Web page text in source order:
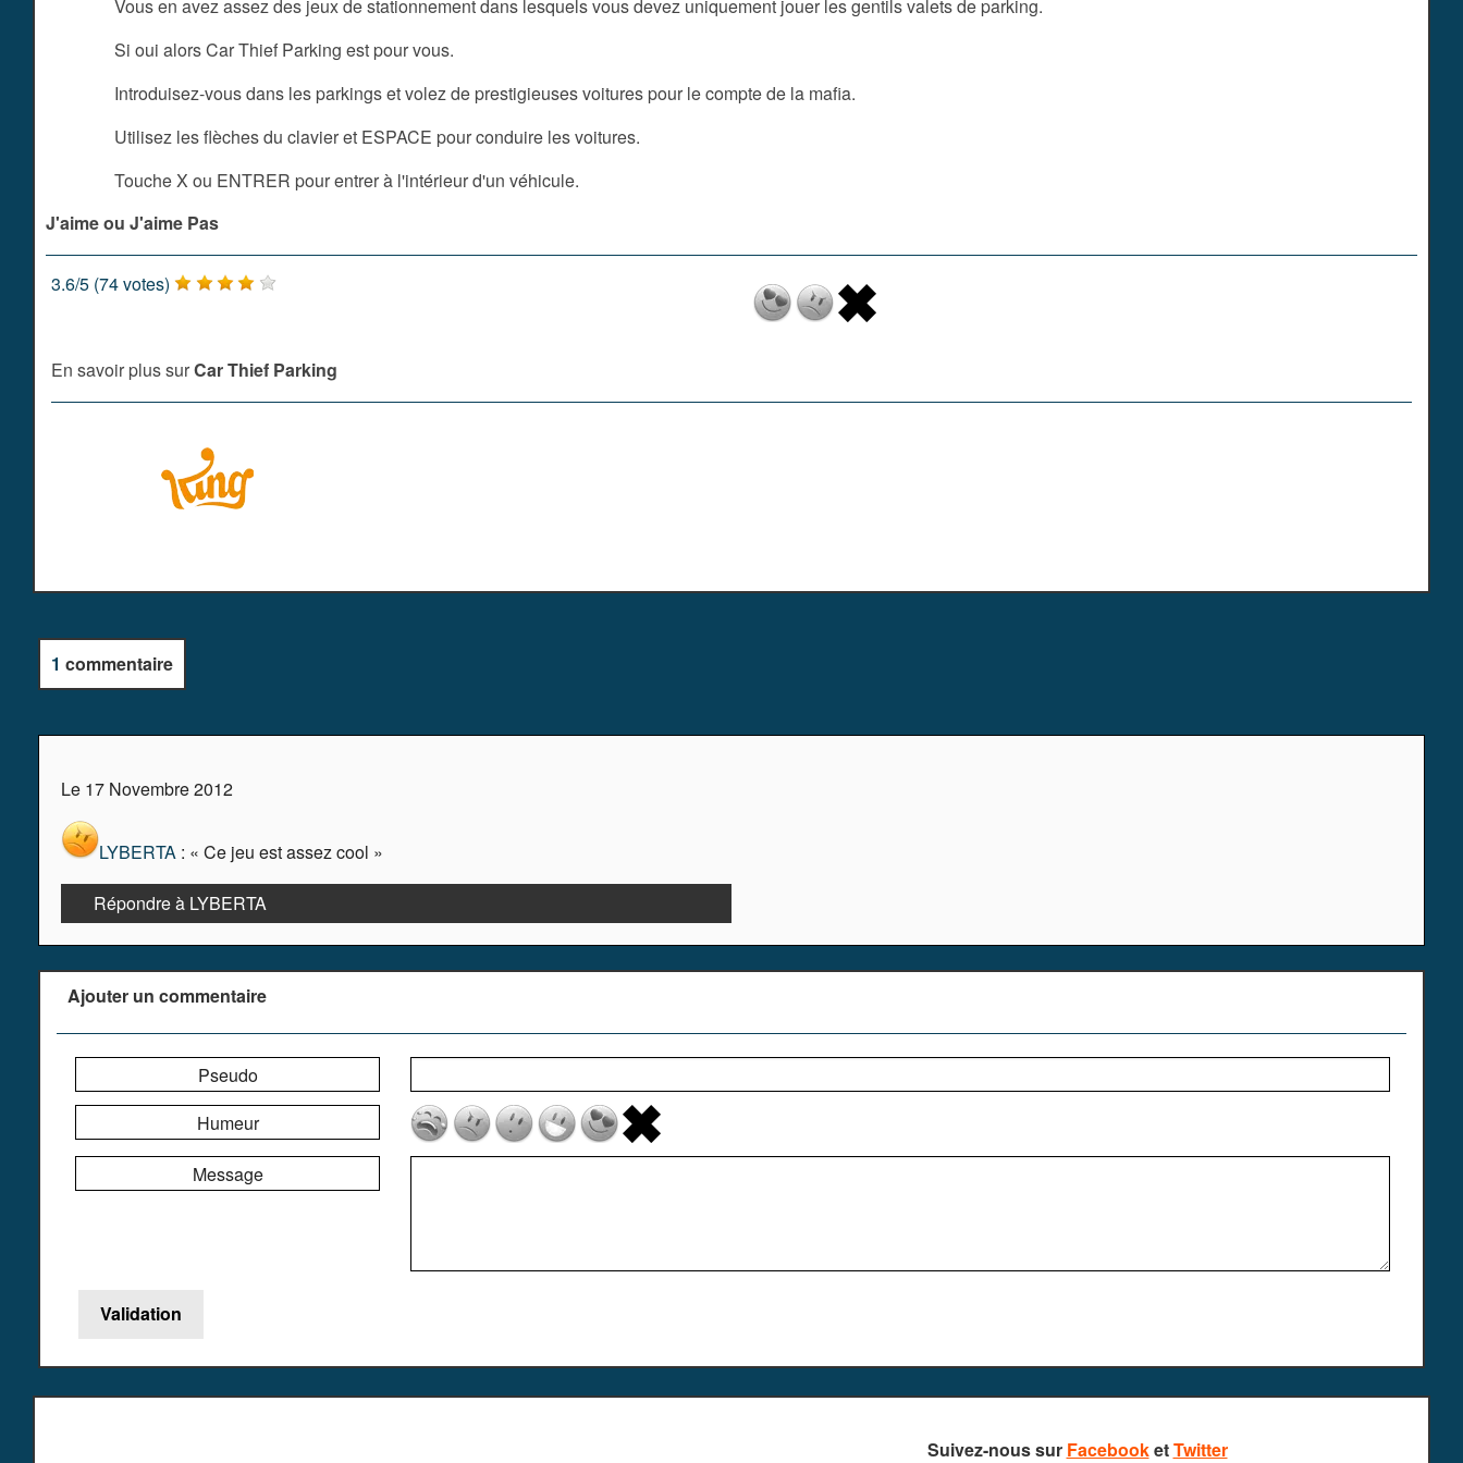
Vous en avez assez des jeux de stationnement dans lesquels vous devez uniquement jouer les gentils valets de parking.
Si oui alors Car Thief Parking est pour vous.
Introduisez-vous dans les parkings et volez de prestigieuses voitures pour le compte de la mafia.
Utilisez les flèches du clavier et ESPACE pour conduire les voitures.
Touche X ou ENTRER pour entrer à l'intérieur d'un véhicule.
J'aime ou J'aime Pas
3.6/5 (74votes)
En savoir plus surCar Thief Parking
1 commentaire
Le 17 Novembre 2012
LYBERTA : « Ce jeu est assez cool »
Répondre à LYBERTA
Ajouter un commentaire
Pseudo
Humeur
Message
Suivez-nous sur FacebooketTwitter